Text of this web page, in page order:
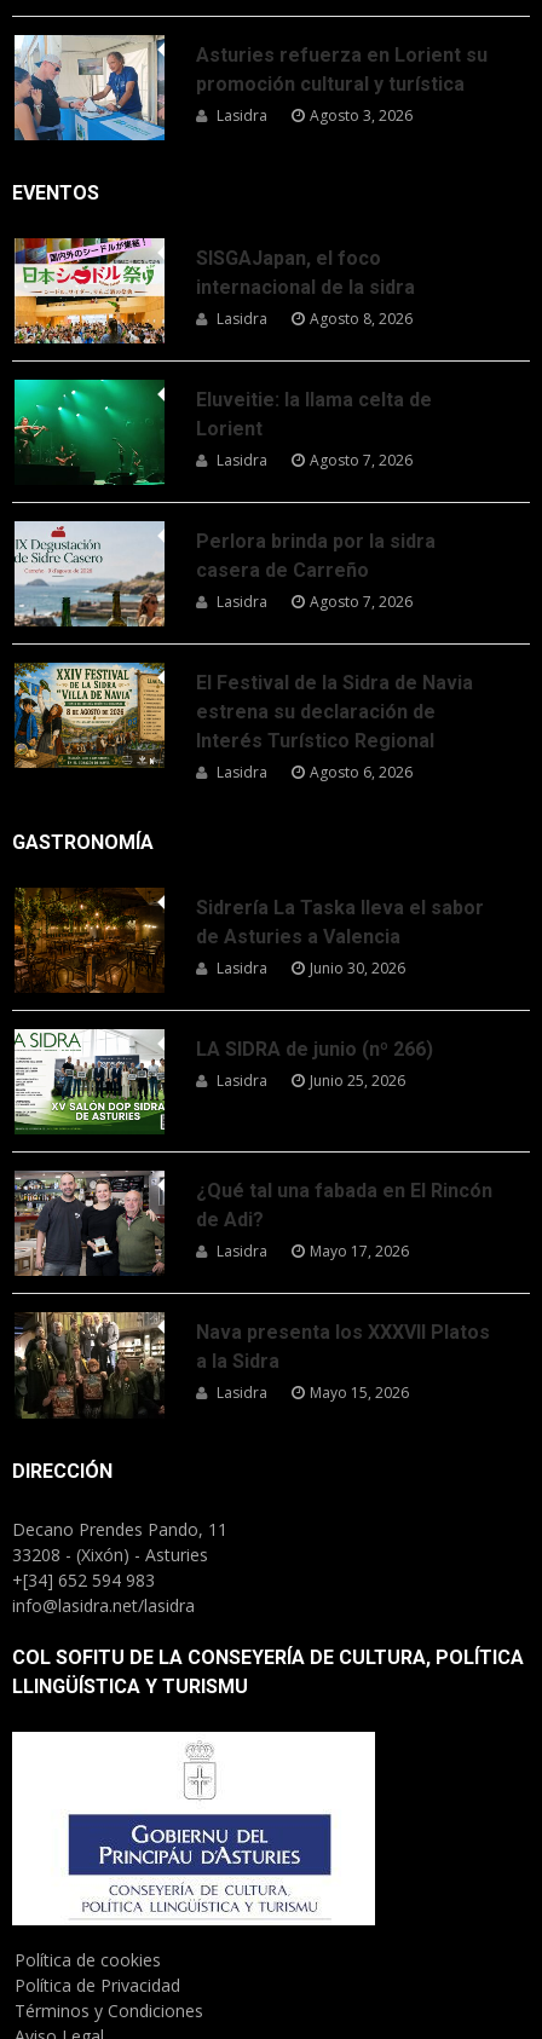
Asturies refuerza en Lorient su
promoción cultural y turística
Lasidra Agosto 3, 2026
EVENTOS
SISGAJapan, el foco
internacional de la sidra
Lasidra Agosto 8, 2026
Eluveitie: la llama celta de
Lorient
Lasidra Agosto 7, 2026
Perlora brinda por la sidra
casera de Carreño
Lasidra Agosto 7, 2026
El Festival de la Sidra de Navia
estrena su declaración de
Interés Turístico Regional
Lasidra Agosto 6, 2026
GASTRONOMÍA
Sidrería La Taska lleva el sabor
de Asturies a Valencia
Lasidra Junio 30, 2026
LA SIDRA de junio (nº 266)
Lasidra Junio 25, 2026
¿Qué tal una fabada en El Rincón
de Adi?
Lasidra Mayo 17, 2026
Nava presenta los XXXVII Platos
a la Sidra
Lasidra Mayo 15, 2026
DIRECCIÓN
Decano Prendes Pando, 11
33208 - (Xixón) - Asturies
+[34] 652 594 983
info@lasidra.net/lasidra
COL SOFITU DE LA CONSEYERÍA DE CULTURA, POLÍTICA
LLINGÜÍSTICA Y TURISMU
Política de cookies
Política de Privacidad
Términos y Condiciones